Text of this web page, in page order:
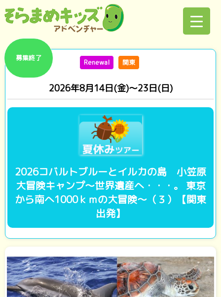
募集終了 Renewal 関東
2026年8月14日(金)～23日(日)
2026コバルトブルーとイルカの島 小笠原
大冒険キャンプ～世界遺産へ・・・。 東京
から南へ1000ｋｍの大冒険～（３）【関東
出発】